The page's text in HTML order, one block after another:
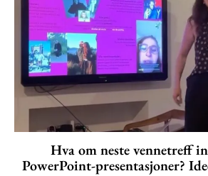
Hva om neste vennetreff
PowerPoint-presentasjoner?